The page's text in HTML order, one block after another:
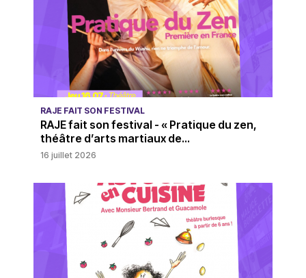
RAJE FAIT SON FESTIVAL
RAJE fait son festival - « Pratique du zen,
théâtre d’arts martiaux de...
16 juillet 2026